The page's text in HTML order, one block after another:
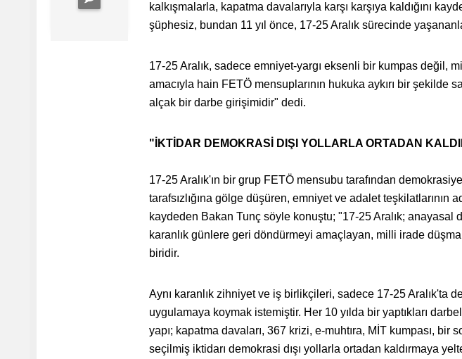
kalkışmalarla, kapatma davalarıyla karşı karşıya kaldığını
şüphesiz, bundan 11 yıl önce, 17-25 Aralık sürecinde
17-25 Aralık, sadece emniyet-yargı eksenli bir kumpas değil,
amacıyla hain FETÖ mensuplarının hukuka aykırı bir şekilde
alçak bir darbe girişimidir" dedi.
"İKTİDAR DEMOKRASİ DIŞI YOLLARLA ORTADAN
17-25 Aralık'ın bir grup FETÖ mensubu tarafından
tarafsızlığına gölge düşüren, emniyet ve adalet teşkilatlarının
kaydeden Bakan Tunç söyle konuştu; "17-25 Aralık; anayasal
karanlık günlere geri döndürmeyi amaçlayan, milli irade
biridir.
Aynı karanlık zihniyet ve iş birlikçileri, sadece 17-25 Aralık'ta
uygulamaya koymak istemiştir. Her 10 yılda bir yaptıkları
yapı; kapatma davaları, 367 krizi, e-muhtıra, MİT kumpası, bir
seçilmiş iktidarı demokrasi dışı yollarla ortadan kaldırmaya